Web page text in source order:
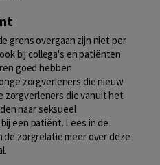
grens overgaan zijn niet per
bij collega's en patiënten
goed hebben
zorgverleners die nieuw
zorgverleners die vanuit het
naar seksueel
een patiënt. Lees in de
de zorgrelatie meer over deze